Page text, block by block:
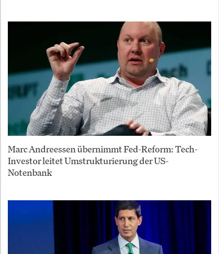
Marc Andreessen übernimmt Fed-Reform: Tech-
Investor leitet Umstrukturierung der US-
Notenbank